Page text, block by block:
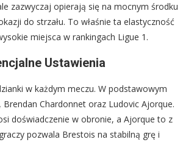
zazwyczaj opierają się na mocnym środku
do strzału. To właśnie ta elastyczność
miejsca w rankingach Ligue 1.
Ustawienia
w każdym meczu. W podstawowym
Chardonnet oraz Ludovic Ajorque.
doświadczenie w obronie, a Ajorque to z
pozwala Brestois na stabilną grę i